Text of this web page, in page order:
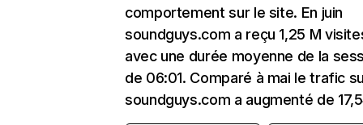
comportement sur le site. En juin
soundguys.com a reçu 1,25 M
avec une durée moyenne de la
de 06:01. Comparé à mai le trafic
soundguys.com a augmenté de